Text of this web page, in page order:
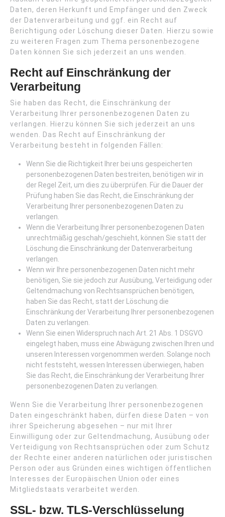
Daten, deren Herkunft und Empfänger und den Zweck
der Datenverarbeitung und ggf. ein Recht auf
Berichtigung oder Löschung dieser Daten. Hierzu sowie
zu weiteren Fragen zum Thema personenbezogene
Daten können Sie sich jederzeit an uns wenden.
Recht auf Einschränkung der
Verarbeitung
Sie haben das Recht, die Einschränkung der
Verarbeitung Ihrer personenbezogenen Daten zu
verlangen. Hierzu können Sie sich jederzeit an uns
wenden. Das Recht auf Einschränkung der
Verarbeitung besteht in folgenden Fällen:
Wenn Sie die Richtigkeit Ihrer bei uns gespeicherten
personenbezogenen Daten bestreiten, benötigen wir in
der Regel Zeit, um dies zu überprüfen. Für die Dauer der
Prüfung haben Sie das Recht, die Einschränkung der
Verarbeitung Ihrer personenbezogenen Daten zu
verlangen.
Wenn die Verarbeitung Ihrer personenbezogenen Daten
unrechtmäßig geschah/geschieht, können Sie statt der
Löschung die Einschränkung der Datenverarbeitung
verlangen.
Wenn wir Ihre personenbezogenen Daten nicht mehr
benötigen, Sie sie jedoch zur Ausübung, Verteidigung oder
Geltendmachung von Rechtsansprüchen benötigen,
haben Sie das Recht, statt der Löschung die
Einschränkung der Verarbeitung Ihrer personenbezogenen
Daten zu verlangen.
Wenn Sie einen Widerspruch nach Art. 21 Abs. 1 DSGVO
eingelegt haben, muss eine Abwägung zwischen Ihren und
unseren Interessen vorgenommen werden. Solange noch
nicht feststeht, wessen Interessen überwiegen, haben
Sie das Recht, die Einschränkung der Verarbeitung Ihrer
personenbezogenen Daten zu verlangen.
Wenn Sie die Verarbeitung Ihrer personenbezogenen
Daten eingeschränkt haben, dürfen diese Daten – von
ihrer Speicherung abgesehen – nur mit Ihrer
Einwilligung oder zur Geltendmachung, Ausübung oder
Verteidigung von Rechtsansprüchen oder zum Schutz
der Rechte einer anderen natürlichen oder juristischen
Person oder aus Gründen eines wichtigen öffentlichen
Interesses der Europäischen Union oder eines
Mitgliedstaats verarbeitet werden.
SSL- bzw. TLS-Verschlüsselung